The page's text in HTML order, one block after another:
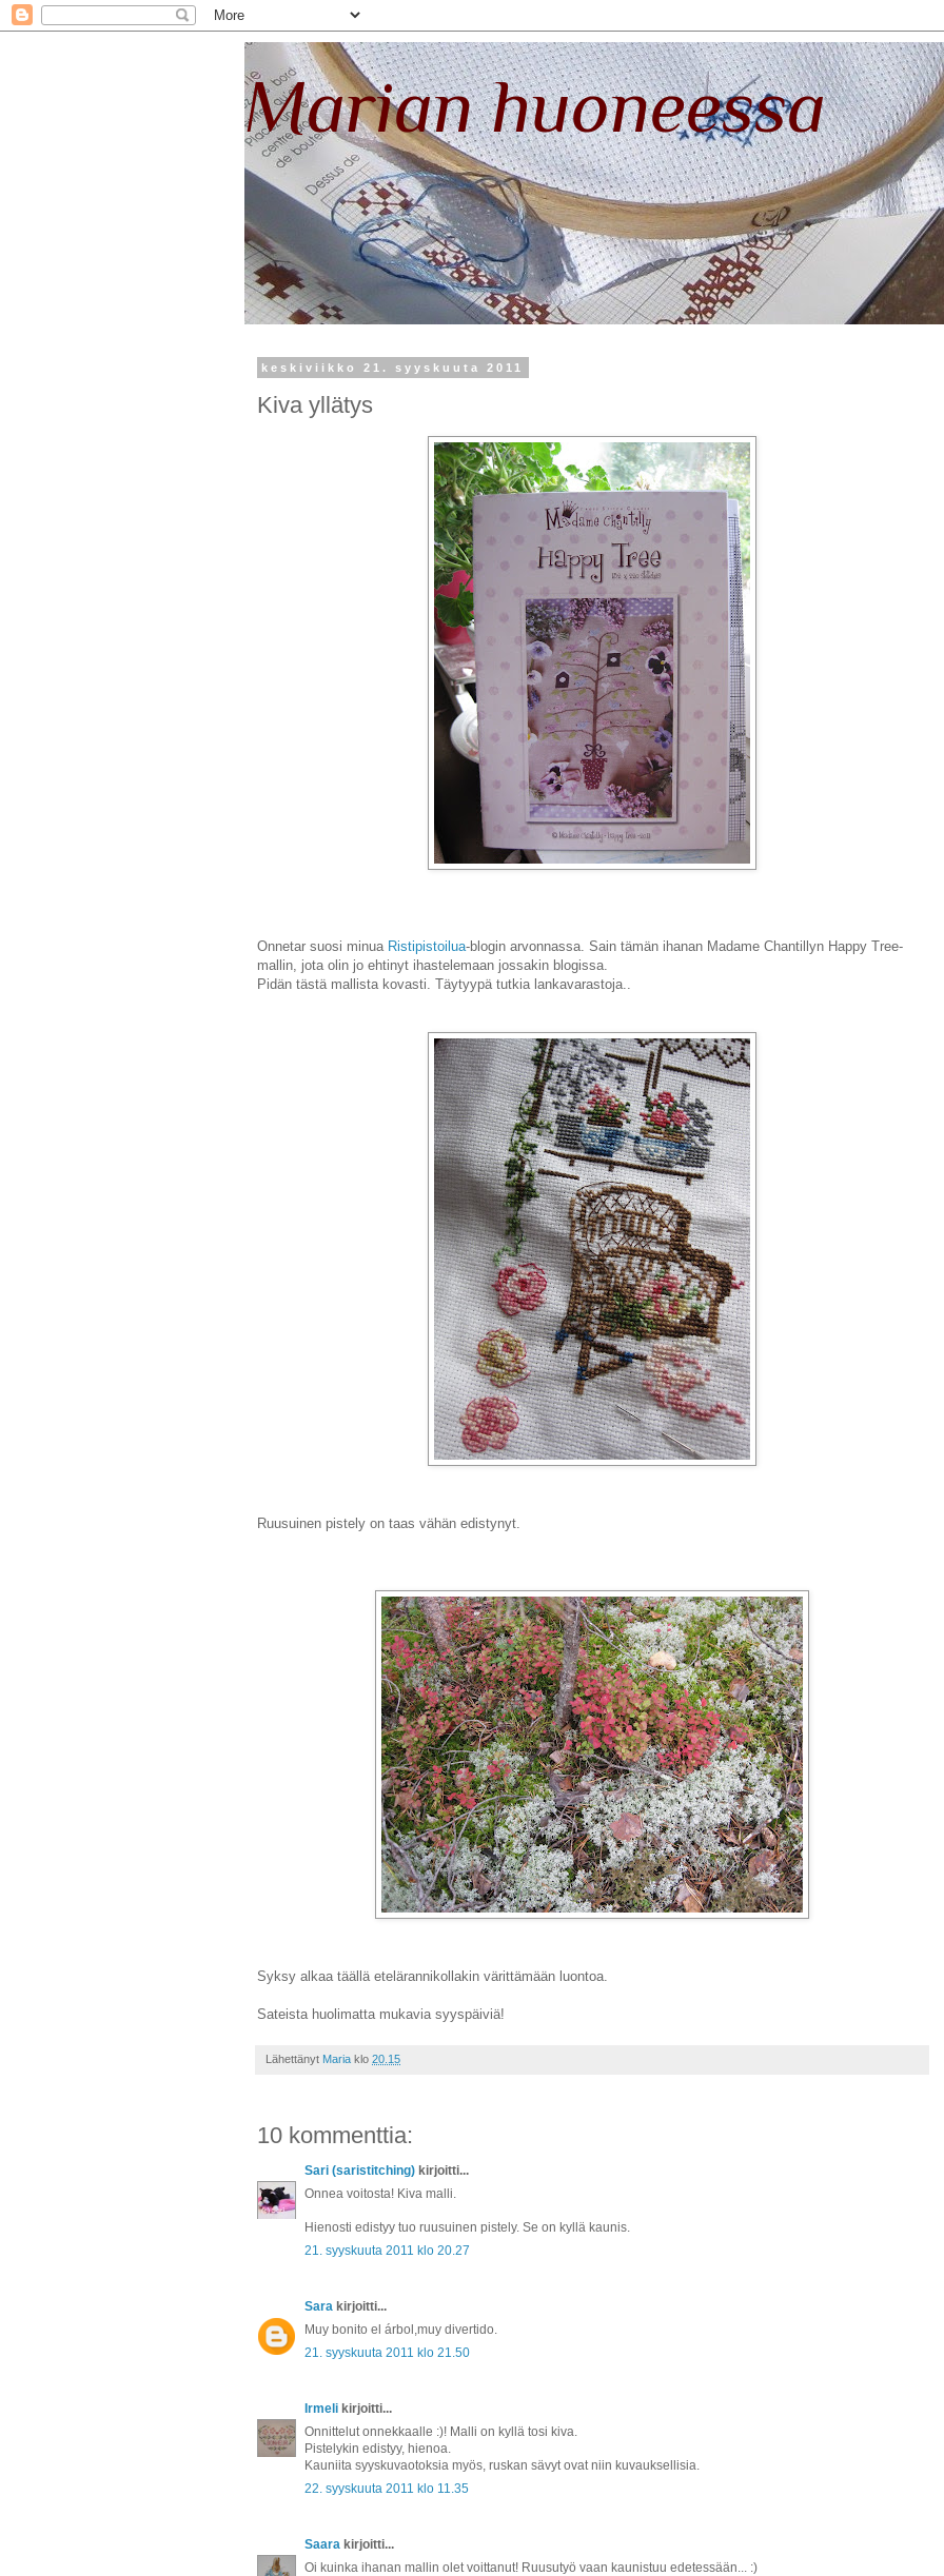
Marian huoneessa
keskiviikko 21. syyskuuta 2011
Kiva yllätys
Onnetar suosi minua Ristipistoilua-blogin arvonnassa. Sain tämän ihanan Madame Chantillyn Happy Tree-
mallin, jota olin jo ehtinyt ihastelemaan jossakin blogissa.
Pidän tästä mallista kovasti. Täytyypä tutkia lankavarastoja..
Ruusuinen pistely on taas vähän edistynyt.
Syksy alkaa täällä etelärannikollakin värittämään luontoa.
Sateista huolimatta mukavia syyspäiviä!
Lähettänyt Maria klo 20.15
10 kommenttia:
Sari (saristitching) kirjoitti...
Onnea voitosta! Kiva malli.
Hienosti edistyy tuo ruusuinen pistely. Se on kyllä kaunis.
21. syyskuuta 2011 klo 20.27
Sara kirjoitti...
Muy bonito el árbol,muy divertido.
21. syyskuuta 2011 klo 21.50
Irmeli kirjoitti...
Onnittelut onnekkaalle :)! Malli on kyllä tosi kiva.
Pistelykin edistyy, hienoa.
Kauniita syyskuvaotoksia myös, ruskan sävyt ovat niin kuvauksellisia.
22. syyskuuta 2011 klo 11.35
Saara kirjoitti...
Oi kuinka ihanan mallin olet voittanut! Ruusutyö vaan kaunistuu edetessään... :)